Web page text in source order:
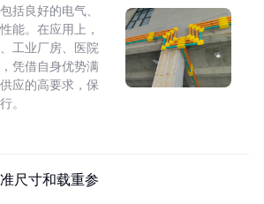
括良好的电气、
能。在应用上，
工业厂房、医院
凭借自身优势满
应的高要求，保
。
尺寸和载重参